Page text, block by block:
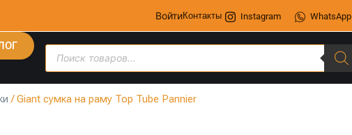
ВойтиКонтакты Instagram WhatsApp
/ Giant сумка на раму Top Tube Pannier